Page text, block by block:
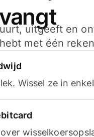
uitgeeft en
met één
Wissel ze in